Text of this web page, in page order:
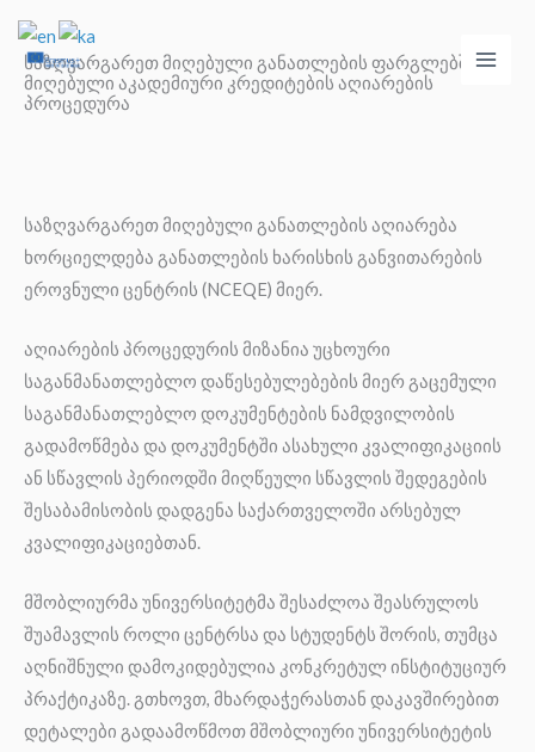
Skip
content
საზღვარგარეთ მიღებული განათლების ფარგლებში
მიღებული აკადემიური კრედიტების აღიარების
პროცედურა
საზღვარგარეთ მიღებული განათლების აღიარება
ხორციელდება განათლების ხარისხის განვითარების
ეროვნული ცენტრის (NCEQE) მიერ.
აღიარების პროცედურის მიზანია უცხოური
საგანმანათლებლო დაწესებულებების მიერ გაცემული
საგანმანათლებლო დოკუმენტების ნამდვილობის
გადამოწმება და დოკუმენტში ასახული კვალიფიკაციის
ან სწავლის პერიოდში მიღწეული სწავლის შედეგების
შესაბამისობის დადგენა საქართველოში არსებულ
კვალიფიკაციებთან.
მშობლიურმა უნივერსიტეტმა შესაძლოა შეასრულოს
შუამავლის როლი ცენტრსა და სტუდენტს შორის, თუმცა
აღნიშნული დამოკიდებულია კონკრეტულ ინსტიტუციურ
პრაქტიკაზე. გთხოვთ, მხარდაჭერასთან დაკავშირებით
დეტალები გადაამოწმოთ მშობლიური უნივერსიტეტის